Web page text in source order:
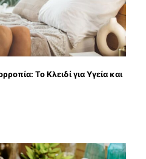
Το Κλειδί για Υγεία και